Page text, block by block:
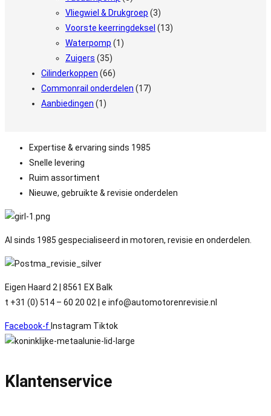
Vliegwiel & Drukgroep (3)
Voorste keerringdeksel (13)
Waterpomp (1)
Zuigers (35)
Cilinderkoppen (66)
Commonrail onderdelen (17)
Aanbiedingen (1)
Expertise & ervaring sinds 1985
Snelle levering
Ruim assortiment
Nieuwe, gebruikte & revisie onderdelen
Al sinds 1985 gespecialiseerd in motoren, revisie en onderdelen.
Eigen Haard 2 | 8561 EX Balk
t +31 (0) 514 – 60 20 02 | e info@automotorenrevisie.nl
Facebook-f Instagram Tiktok
Klantenservice